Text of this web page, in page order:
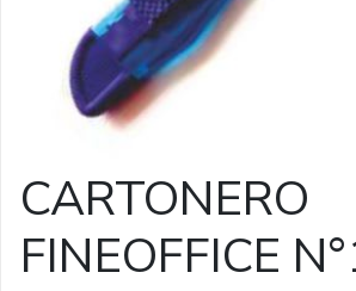
CARTONERO
FINEOFFICE